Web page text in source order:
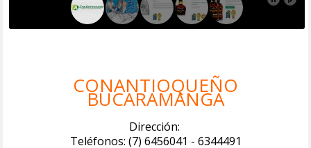
CONANTIOQUEÑO
BUCARAMANGA
Dirección:
Teléfonos: (7) 6456041 - 6344491